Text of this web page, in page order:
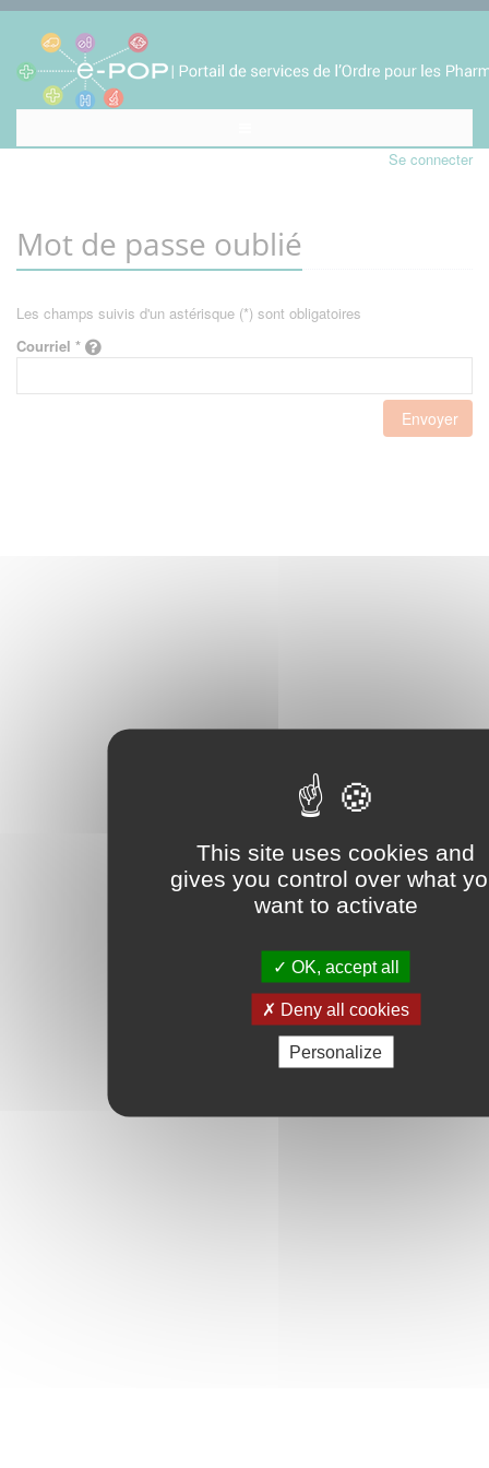
This site uses cookies and
gives you control over what
want to activate
OK, accept all
Deny all cookies
Personalize
Se connecter
Mot de passe oublié
Les champs suivis d'un astérisque (*) sont obligatoires
Courriel *
Envoyer